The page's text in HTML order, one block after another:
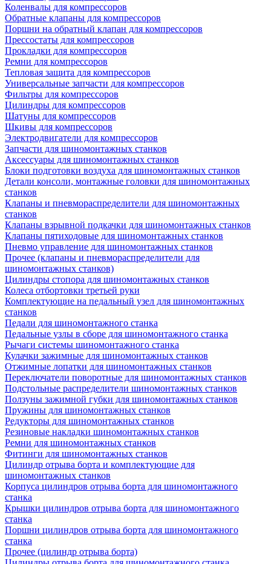
Коленвалы для компрессоров
Обратные клапаны для компрессоров
Поршни на обратный клапан для компрессоров
Прессостаты для компрессоров
Прокладки для компрессоров
Ремни для компрессоров
Тепловая защита для компрессоров
Универсальные запчасти для компрессоров
Фильтры для компрессоров
Цилиндры для компрессоров
Шатуны для компрессоров
Шкивы для компрессоров
Электродвигатели для компрессоров
Запчасти для шиномонтажных станков
Аксессуары для шиномонтажных станков
Блоки подготовки воздуха для шиномонтажных станков
Детали консоли, монтажные головки для шиномонтажных
станков
Клапаны и пневмораспределители для шиномонтажных
станков
Клапаны взрывной подкачки для шиномонтажных станков
Клапаны пятиходовые для шиномонтажных станков
Пневмо управление для шиномонтажных станков
Прочее (клапаны и пневмораспределители для
шиномонтажных станков)
Цилиндры стопора для шиномонтажных станков
Колеса отбортовки третьей руки
Комплектующие на педальный узел для шиномонтажных
станков
Педали для шиномонтажного станка
Педальные узлы в сборе для шиномонтажного станка
Рычаги системы шиномонтажного станка
Кулачки зажимные для шиномонтажных станков
Отжимные лопатки для шиномонтажных станков
Переключатели поворотные для шиномонтажных станков
Подстольные распределители шиномонтажных станков
Ползуны зажимной губки для шиномонтажных станков
Пружины для шиномонтажных станков
Редукторы для шиномонтажных станков
Резиновые накладки шиномонтажных станков
Ремни для шиномонтажных станков
Фитинги для шиномонтажных станков
Цилиндр отрыва борта и комплектующие для
шиномонтажных станков
Корпуса цилиндров отрыва борта для шиномонтажного
станка
Крышки цилиндров отрыва борта для шиномонтажного
станка
Поршни цилиндров отрыва борта для шиномонтажного
станка
Прочее (цилиндр отрыва борта)